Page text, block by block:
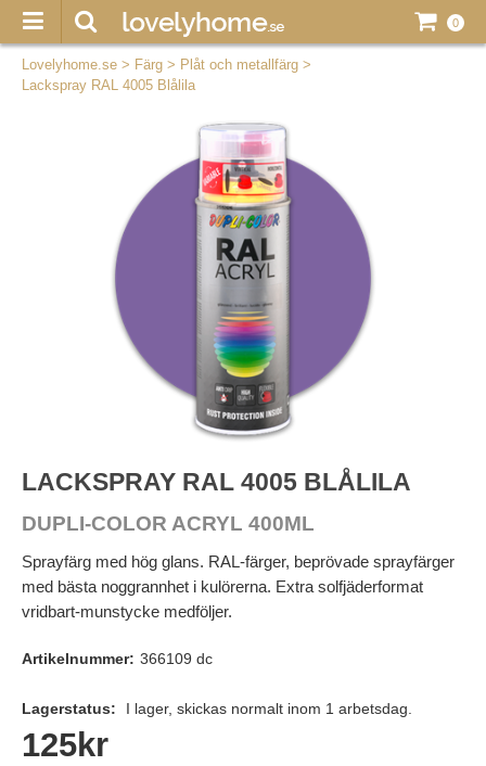
0
Lovelyhome.se > Färg > Plåt och metallfärg >
Lackspray RAL 4005 Blålila
LACKSPRAY RAL 4005 BLÅLILA
DUPLI-COLOR ACRYL 400ML
Sprayfärg med hög glans. RAL-färger, beprövade sprayfärger
med bästa noggrannhet i kulörerna. Extra solfjäderformat
vridbart-munstycke medföljer.
Artikelnummer: 366109 dc
Lagerstatus: I lager, skickas normalt inom 1 arbetsdag.
125kr